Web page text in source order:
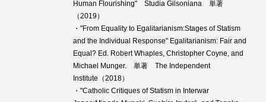
Human Flourishing" Studia Gilsoniana 単著
（2019）
・"From Equality to Egalitarianism:Stages of Statism
and the Individual Response" Egalitarianism: Fair and
Equal? Ed. Robert Whaples, Christopher Coyne, and
Michael Munger. 単著 The Independent
Institute（2018）
・"Catholic Critiques of Statism in Interwar